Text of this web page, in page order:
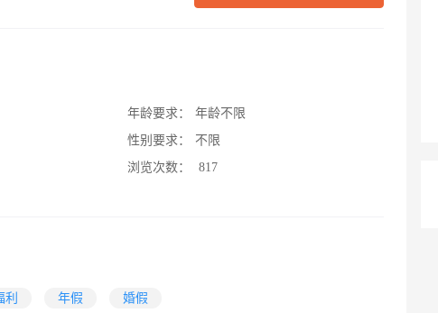
年龄要求：
年龄不限
性别要求：
不限
浏览次数：
817
利 年假 婚假